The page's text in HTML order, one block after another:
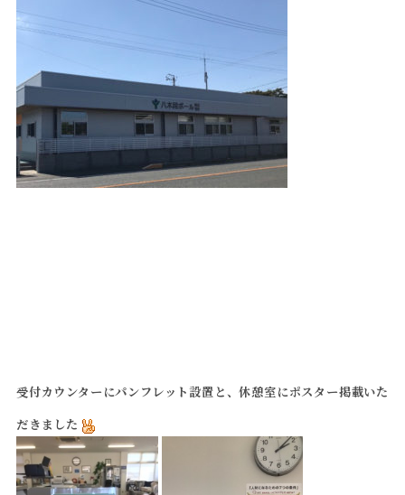
受付カウンターにパンフレット設置と、休憩室にポスター掲載いた
だきました